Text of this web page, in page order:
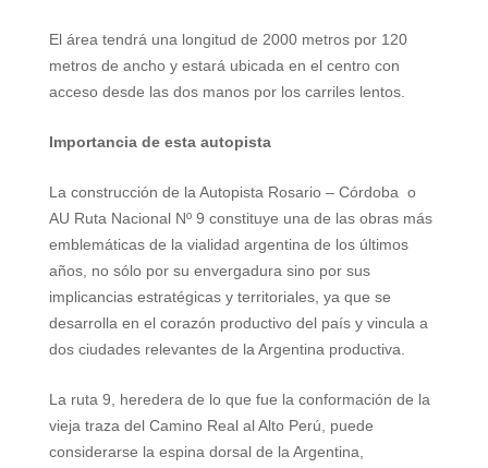
El área tendrá una longitud de 2000 metrospor 120
metrosde ancho y estará ubicada en el centro con
acceso desde las dos manos por los carriles lentos.
Importancia de esta autopista
La construcción de la Autopista Rosario– Córdoba o
AU Ruta Nacional Nº 9 constituye una de las obras más
emblemáticas de la vialidad argentina de los últimos
años, no sólo por su envergadura sino por sus
implicancias estratégicas y territoriales, ya que se
desarrolla en el corazón productivo del país y vincula a
dos ciudades relevantes de la Argentina productiva.
La ruta 9, heredera de lo que fue la conformación de la
vieja traza del Camino Real al Alto Perú, puede
considerarse la espina dorsal de la Argentina